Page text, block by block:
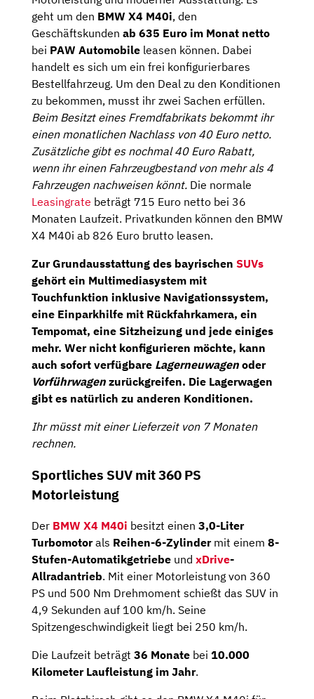
geht um den BMW X4 M40i, den
Geschäftskunden ab 635 Euro im Monat netto
bei PAW Automobile leasen können. Dabei
handelt es sich um ein frei konfigurierbares
Bestellfahrzeug. Um den Deal zu den Konditionen
zu bekommen, musst ihr zwei Sachen erfüllen.
Beim Besitzt eines Fremdfabrikats bekommt ihr
einen monatlichen Nachlass von 40 Euro netto.
Zusätzliche gibt es nochmal 40 Euro Rabatt,
wenn ihr einen Fahrzeugbestand von mehr als 4
Fahrzeugen nachweisen könnt. Die normale
Leasingrate beträgt 715 Euro netto bei 36
Monaten Laufzeit. Privatkunden können den BMW
X4 M40i ab 826 Euro brutto leasen.
Zur Grundausstattung des bayrischen SUVs
gehört ein Multimediasystem mit
Touchfunktion inklusive Navigationssystem,
eine Einparkhilfe mit Rückfahrkamera, ein
Tempomat, eine Sitzheizung und jede einiges
mehr. Wer nicht konfigurieren möchte, kann
auch sofort verfügbare Lagerneuwagen oder
Vorführwagen zurückgreifen. Die Lagerwagen
gibt es natürlich zu anderen Konditionen.
Ihr müsst mit einer Lieferzeit von 7 Monaten
rechnen.
Sportliches SUV mit 360 PS
Motorleistung
Der BMW X4 M40i besitzt einen 3,0-Liter
Turbomotorals Reihen-6-Zylinder mit einem 8-
Stufen-Automatikgetriebe und xDrive-
Allradantrieb. Mit einer Motorleistung von 360
PS und 500 Nm Drehmoment schießt das SUV in
4,9 Sekunden auf 100 km/h. Seine
Spitzengeschwindigkeit liegt bei 250 km/h.
Die Laufzeit beträgt 36 Monate bei 10.000
Kilometer Laufleistung im Jahr.